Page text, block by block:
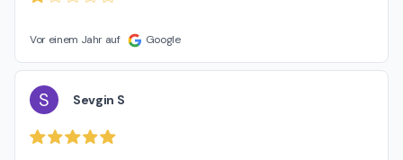
Vor einem Jahr auf Google
S Sevgin S